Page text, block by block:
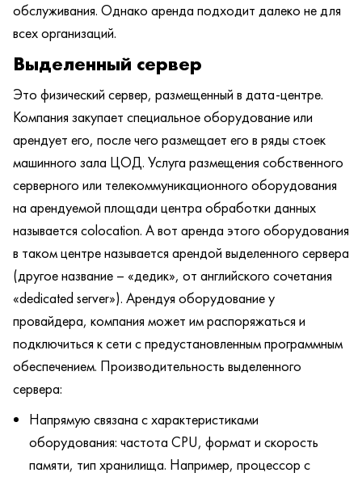
обслуживания. Однако аренда подходит далеко не для
всех организаций.
Выделенный сервер
Это физический сервер, размещенный в дата-центре.
Компания закупает специальное оборудование или
арендует его, после чего размещает его в ряды стоек
машинного зала ЦОД. Услуга размещения собственного
серверного или телекоммуникационного оборудования
на арендуемой площади центра обработки данных
называется colocation. А вот аренда этого оборудования
в таком центре называется арендой выделенного сервера
(другое название – «дедик», от английского сочетания
«dedicated server»). Арендуя оборудование у
провайдера, компания может им распоряжаться и
подключиться к сети с предустановленным программным
обеспечением. Производительность выделенного
сервера:
Напрямую связана с характеристиками
оборудования: частота CPU, формат и скорость
памяти, тип хранилища. Например, процессор с